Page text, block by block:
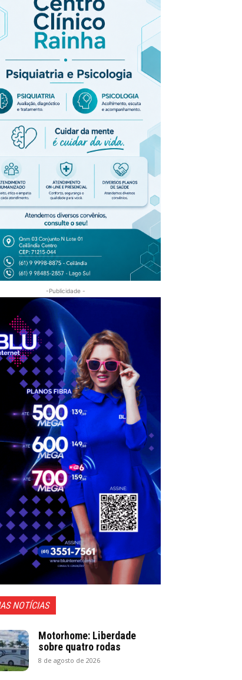
-Publicidade -
NOTÍCIAS
Motorhome: Liberdade
sobre quatro rodas
8 de agosto de 2026